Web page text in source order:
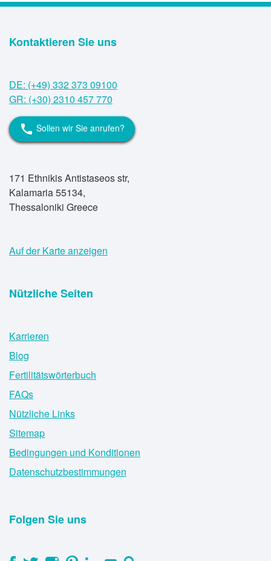
Kontaktieren Sie uns
DE: (+49) 332 373 09100
GR: (+30) 2310 457 770
call Sollen wir Sie anrufen?
171 Ethnikis Antistaseos str,
Kalamaria 55134,
Thessaloniki Greece
Auf der Karte anzeigen
Nützliche Seiten
Karrieren
Blog
Fertilitätswörterbuch
FAQs
Nützliche Links
Sitemap
Bedingungen und Konditionen
Datenschutzbestimmungen
Folgen Sie uns